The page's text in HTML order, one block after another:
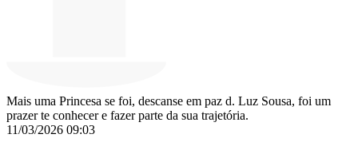
Mais uma Princesa se foi, descanse em paz d. Luz Sousa, foi um
prazer te conhecer e fazer parte da sua trajetória.
11/03/2026 09:03